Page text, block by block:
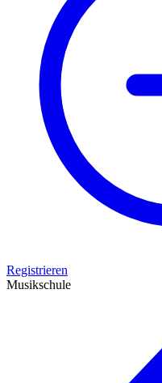
Registrieren
Musikschule